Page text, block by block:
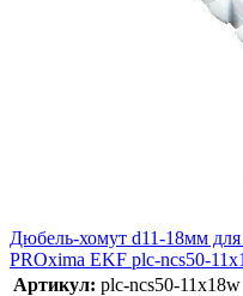
Дюбель-хомут d11-18мм
PROxima EKF plc-ncs50-
Артикул: plc-ncs50-11x18w